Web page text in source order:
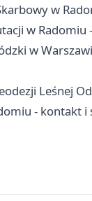
w
w
w
Leśnej
- kontakt i